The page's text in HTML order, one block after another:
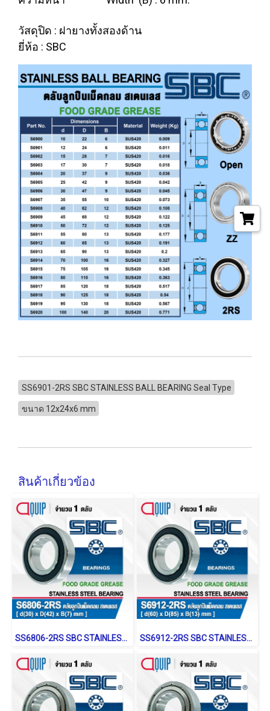
วัสดุปิด : ฝายางทั้งสองด้าน
ยี่ห้อ : SBC
SS6901-2RS SBC STAINLESS BALL BEARING Seal Type
ขนาด 12x24x6 mm
สินค้าเกี่ยวข้อง
SS6806-2RS SBC STAINLESS BALL BEARING Shield Type SS6912-2RS SBC STAINLESS BALL BEARING Shield Type